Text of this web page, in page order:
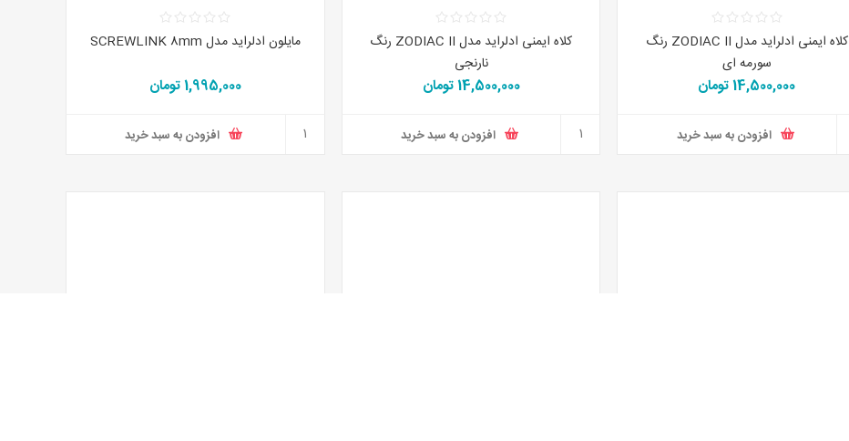
کلاه ایمنی ادلراید مدل ZODIAC II رنگ
سورمه ای
14,500,000 تومان
افزودن به سبد خرید
کلاه ایمنی ادلراید مدل ZODIAC II رنگ
نارنجی
14,500,000 تومان
افزودن به سبد خرید
مایلون ادلراید مدل SCREWLINK 8mm
1,995,000 تومان
افزودن به سبد خرید